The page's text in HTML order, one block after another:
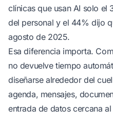
clínicas que usan AI solo
del personal y el 44% dijo
agosto de 2025.
Esa diferencia importa.
no devuelve tiempo
diseñarse alrededor del
agenda, mensajes,
entrada de datos cercana al